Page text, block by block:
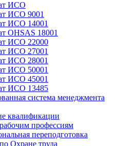
ИСО
ИСО 9001
ИСО 14001
OHSAS 18001
ИСО 22000
ИСО 27001
ИСО 28001
ИСО 50001
ИСО 45001
ИСО 13485
система менеджмента
квалификации
профессиям
переподготовка
Охране труда